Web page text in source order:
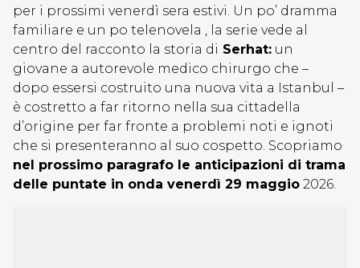
per i prossimi venerdì sera estivi. Un po’ dramma
familiare e un po telenovela , la serie vede al
centro del racconto la storia di Serhat: un
giovane a autorevole medico chirurgo che –
dopo essersi costruito una nuova vita a Istanbul –
è costretto a far ritorno nella sua cittadella
d’origine per far fronte a problemi noti e ignoti
che si presenteranno al suo cospetto. Scopriamo
nel prossimo paragrafo le anticipazioni di trama
delle puntate in onda venerdì 29 maggio 2026.